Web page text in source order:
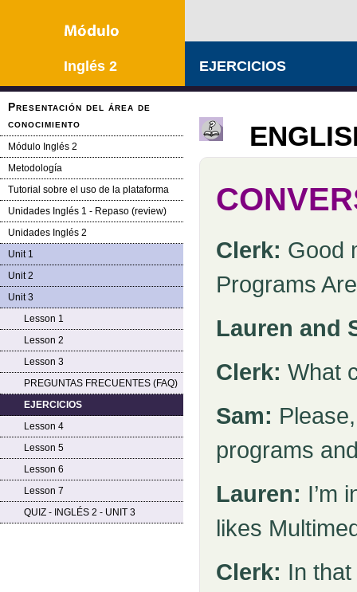
Inglés 2
Presentación del área de
conocimiento
Módulo Inglés 2
Metodología
Tutorial sobre el uso de la plataforma
Unidades Inglés 1 - Repaso (review)
Unidades Inglés 2
Unit 1
Unit 2
Unit 3
Lesson 1
Lesson 2
Lesson 3
PREGUNTAS FRECUENTES (FAQ)
EJERCICIOS
Lesson 4
Lesson 5
Lesson 6
Lesson 7
QUIZ - INGLÉS 2 - UNIT 3
EJERCICIOS
Clerk: Good
Programs
Lauren and
Clerk: What
Sam:
programs
Lauren: I’m
likes
Clerk: In